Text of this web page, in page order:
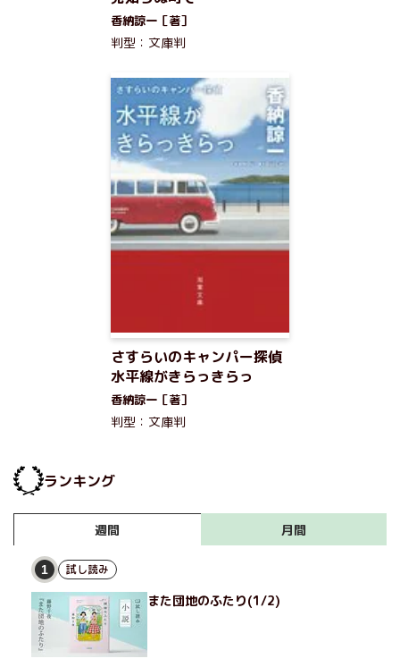
香納諒一［著］
判型：文庫判
さすらいのキャンパー探偵
水平線がきらっきらっ
香納諒一［著］
判型：文庫判
ランキング
週間 月間
1 試し読み
また団地のふたり(1/2)